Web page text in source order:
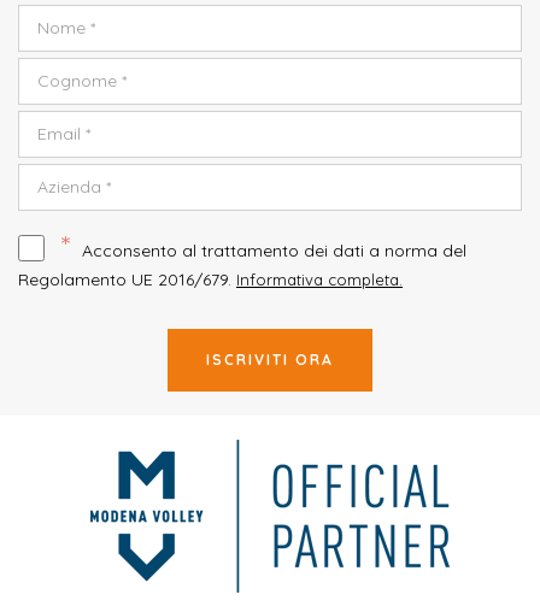
* Acconsento al trattamento dei dati a norma del
Regolamento UE 2016/679. Informativa completa.
ISCRIVITI ORA